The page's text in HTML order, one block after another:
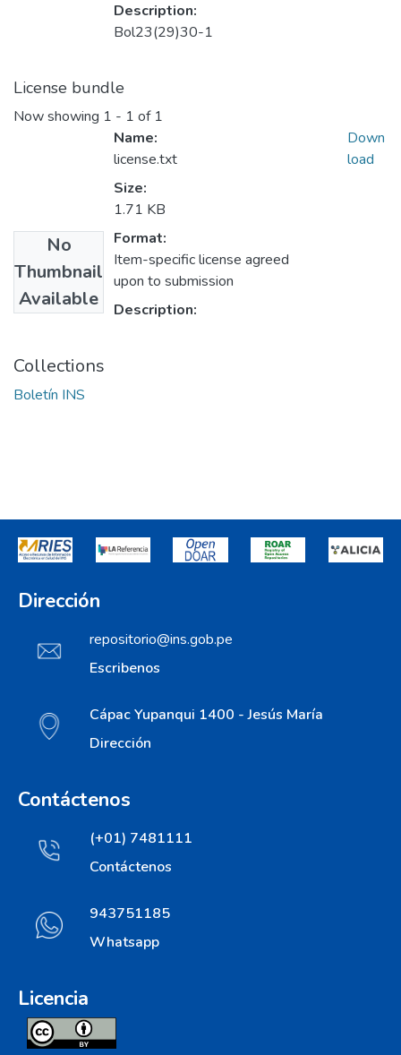
Description:
Bol23(29)30-1
License bundle
Now showing 1 - 1 of 1
No
Thumbnail
Available
Name:
license.txt
Size:
1.71 KB
Format:
Item-specific license agreed
upon to submission
Description:
Down
load
Collections
Boletín INS
Dirección
repositorio@ins.gob.pe
Escribenos
Cápac Yupanqui 1400 - Jesús María
Dirección
Contáctenos
(+01) 7481111
Contáctenos
943751185
Whatsapp
Licencia